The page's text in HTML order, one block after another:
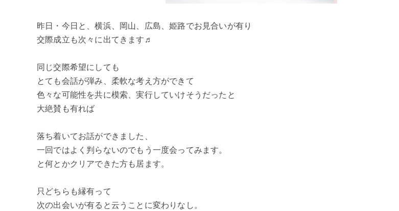
昨日・今日と、横浜、岡山、広島、姫路でお見合いが有り
交際成立も次々に出てきます♬
同じ交際希望にしても
とても会話が弾み、柔軟な考え方ができて
色々な可能性を共に模索、実行していけそうだったと
大絶賛も有れば
落ち着いてお話ができました、
一回ではよく判らないのでもう一度会ってみます。
と何とかクリアできた方も居ます。
只どちらも縁有って
次の出会いが有ると云うことに変わりなし。